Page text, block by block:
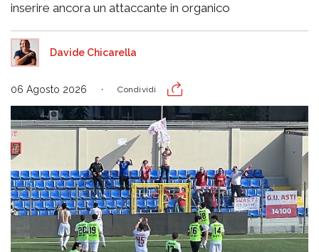
inserire ancora un attaccante in organico
Davide Chicarella
06 Agosto 2026 Condividi